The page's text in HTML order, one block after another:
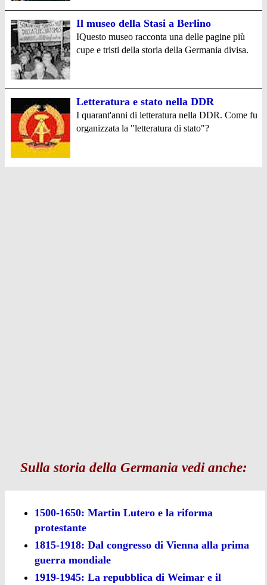
Il museo della Stasi a Berlino
IQuesto museo racconta una delle pagine più
cupe e tristi della storia della Germania divisa.
Letteratura e stato nella DDR
I quarant'anni di letteratura nella DDR. Come fu
organizzata la "letteratura di stato"?
Sulla storia della Germania vedi anche:
1500-1650: Martin Lutero e la riforma
protestante
1815-1918: Dal congresso di Vienna alla prima
guerra mondiale
1919-1945: La repubblica di Weimar e il